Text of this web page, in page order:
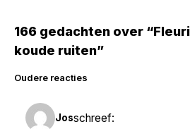
166 gedachten over
koude ruiten”
Reacties
navigatie
Oudere reacties
Josschreef: